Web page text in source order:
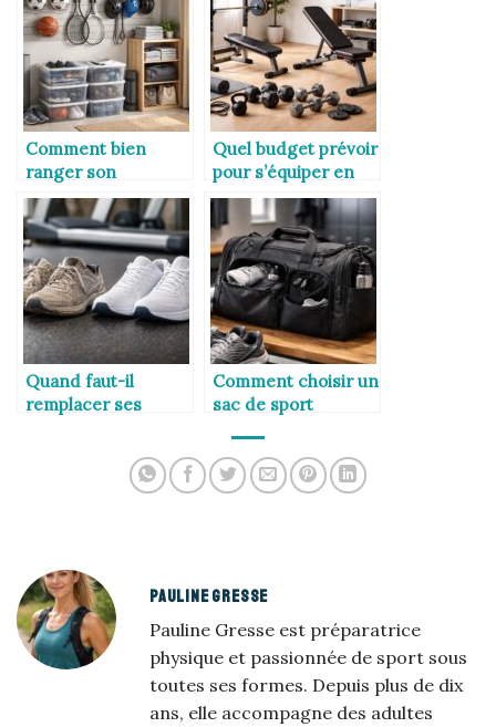
Comment bien
ranger son
équipement sportif
?
Quel budget prévoir
pour s’équiper en
musculation à
domicile ?
Quand faut-il
remplacer ses
Comment choisir un
sac de sport
PAULINE GRESSE
Pauline Gresse est préparatrice
physique et passionnée de sport sous
toutes ses formes. Depuis plus de dix
ans, elle accompagne des adultes